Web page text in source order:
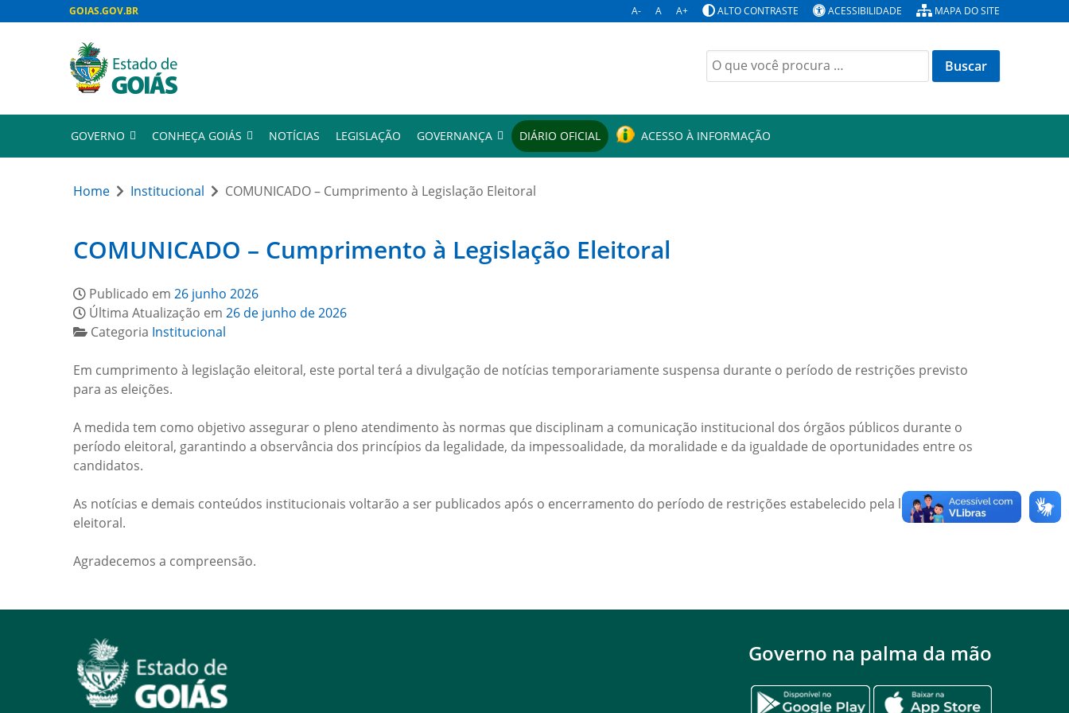
GOIAS.GOV.BR A- A A+ ALTO CONTRASTE ACESSIBILIDADE MAPA DO SITE
Buscar
por:
GOVERNO CONHEÇA GOIÁS NOTÍCIAS LEGISLAÇÃO GOVERNANÇA DIÁRIO OFICIAL ACESSO À INFORMAÇÃO
Home Institucional COMUNICADO – Cumprimento à Legislação Eleitoral
COMUNICADO – Cumprimento à Legislação Eleitoral
Publicado em 26 junho 2026
Última Atualização em 26 de junho de 2026
Categoria Institucional
Em cumprimento à legislação eleitoral, este portal terá a divulgação de notícias temporariamente suspensa durante o período de restrições previsto
para as eleições.
A medida tem como objetivo assegurar o pleno atendimento às normas que disciplinam a comunicação institucional dos órgãos públicos durante o
período eleitoral, garantindo a observância dos princípios da legalidade, da impessoalidade, da moralidade e da igualdade de oportunidades entre os
candidatos.
As notícias e demais conteúdos institucionais voltarão a ser publicados após o encerramento do período de restrições estabelecido pela legislação
eleitoral.
Agradecemos a compreensão.
Governo na palma da mão